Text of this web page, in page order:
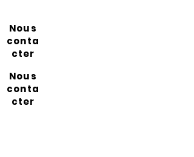
Nous
conta
cter
Nous
conta
cter